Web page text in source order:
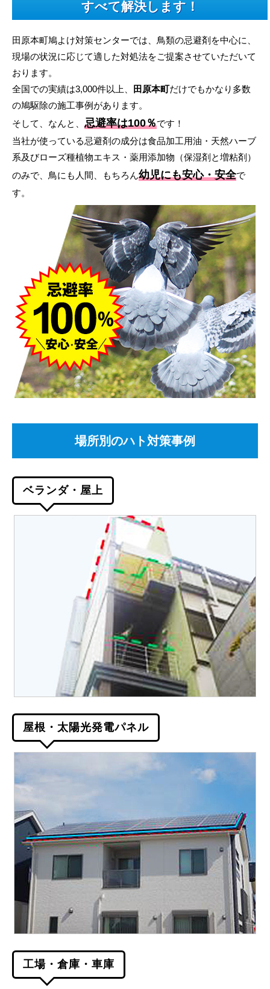
すべて解決します！
田原本町鳩よけ対策センターでは、鳥類の忌避剤を中心に、
現場の状況に応じて適した対処法をご提案させていただいて
おります。
全国での実績は3,000件以上、
田原本町だけでもかなり多数
の鳩駆除の施工事例があります。
そして、なんと、 忌避率は100％です！
当社が使っている忌避剤の成分は食品加工用油・天然ハーブ
系及びローズ種植物エキス・薬用添加物（保湿剤と増粘剤）
のみで、鳥にも人間、もちろん幼児にも安心・安全で
す。
場所別のハト対策事例
ベランダ・屋上
屋根・太陽光発電パネル
工場・倉庫・車庫